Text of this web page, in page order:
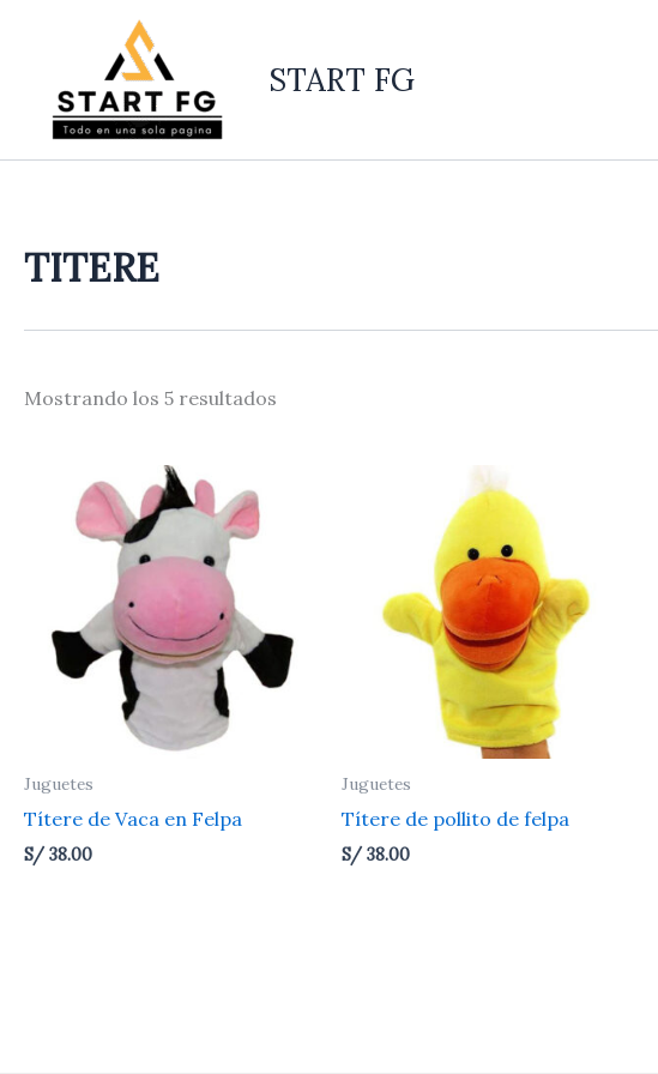
START FG
TITERE
Mostrando los 5 resultados
últimos
Juguetes
Títere de Vaca en Felpa
S/38.00
Juguetes
Títere de pollito de felpa
S/38.00